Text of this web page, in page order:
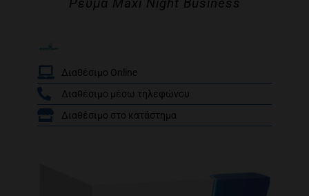
/
Διαθέσιμο Online
Διαθέσιμο μέσω τηλεφώνου
Διαθέσιμο στο κατάστημα